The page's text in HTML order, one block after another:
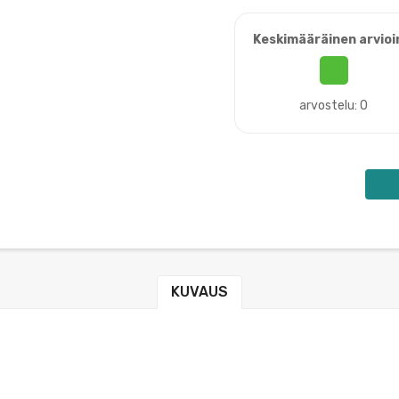
Keskimääräinen
arvostelu: 0
KUVAUS